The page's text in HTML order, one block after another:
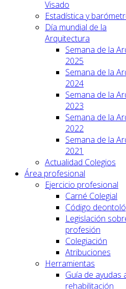
Visado
Estadística y
Día mundial de la
Arquitectura
Semana de la
2025
Semana de la
2024
Semana de la
2023
Semana de la
2022
Semana de la
2021
Actualidad Colegios
Área profesional
Ejercicio profesional
Carné Colegial
Código
Legislación
profesión
Colegiación
Atribuciones
Herramientas
Guía de ayudas
rehabilitación